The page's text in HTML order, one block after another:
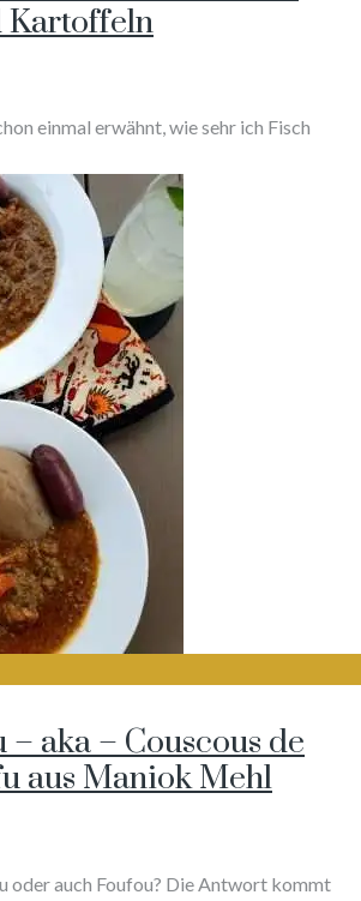
Kartoffeln
einmal erwähnt, wie sehr ich Fisch
aka – Couscous de
aus Maniok Mehl
oder auch Foufou? Die Antwort kommt